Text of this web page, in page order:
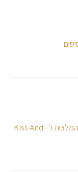
הגרלות שרצות עכשיו בבלוגים, וגם סוג של פוסט המלצות ל - Kiss And